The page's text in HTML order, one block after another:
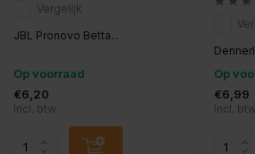
Vergelijk
JBL Pronovo Betta...
Op voorraad
€6,20
Incl. btw
Op
€6,99
Incl. btw